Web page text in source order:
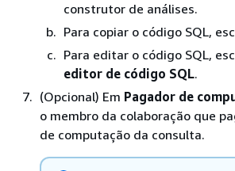
construtor de análises.
Para copiar o código SQL,
Para editar o código SQL,
editor de código SQL.
(Opcional) Em Pagador de
o membro da colaboração que
de computação da consulta.